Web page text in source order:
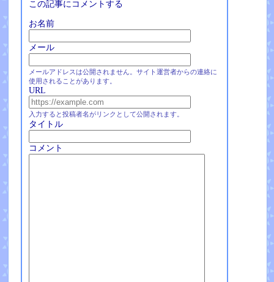
この記事にコメントする
お名前
メール
メールアドレスは公開されません。サイト運営者からの連絡に
使用されることがあります。
URL
入力すると投稿者名がリンクとして公開されます。
タイトル
コメント